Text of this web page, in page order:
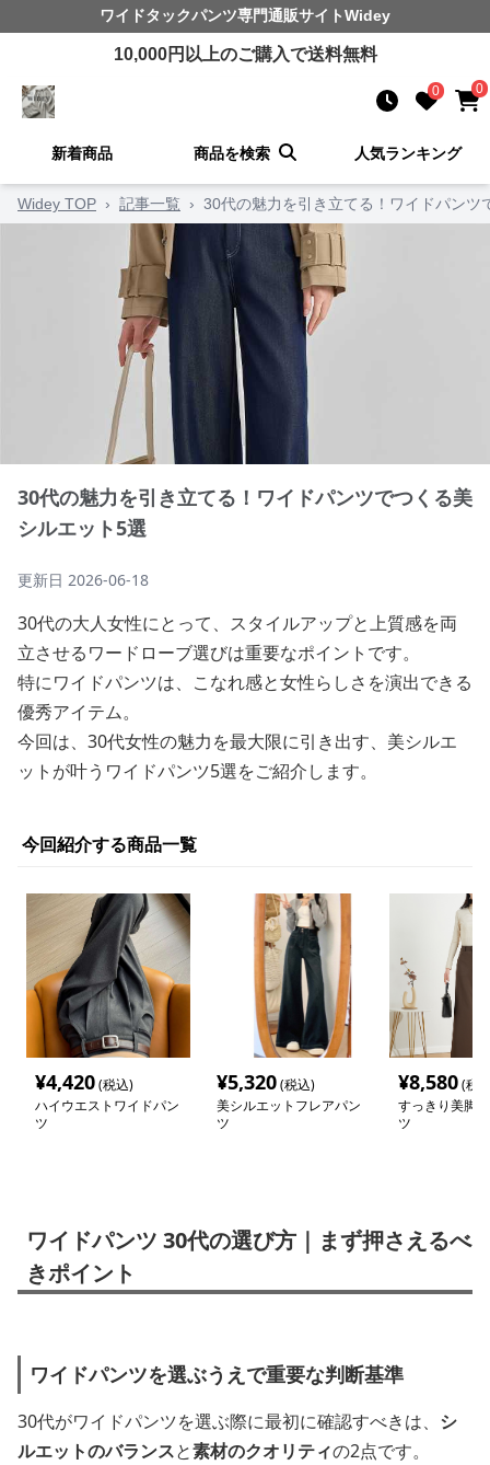
ワイドタックパンツ専門通販サイトWidey
10,000円以上のご購入で送料無料
0 0
新着商品 商品を検索 人気ランキング
Widey TOP › 記事一覧 › 30代の魅力を引き立てる！ワイドパンツ
30代の魅力を引き立てる！ワイドパンツでつくる美
シルエット5選
更新日 2026-06-18
30代の大人女性にとって、スタイルアップと上質感を両
立させるワードローブ選びは重要なポイントです。
特にワイドパンツは、こなれ感と女性らしさを演出できる
優秀アイテム。
今回は、30代女性の魅力を最大限に引き出す、美シルエ
ットが叶うワイドパンツ5選をご紹介します。
今回紹介する商品一覧
¥4,420(税込)
ハイウエストワイドパン
ツ
¥5,320(税込)
美シルエットフレアパン
ツ
¥8,580(税
すっきり美脚
ツ
ワイドパンツ 30代の選び方｜まず押さえるべ
きポイント
ワイドパンツを選ぶうえで重要な判断基準
30代がワイドパンツを選ぶ際に最初に確認すべきは、 シ
ルエットのバランスと素材のクオリティの2点です。